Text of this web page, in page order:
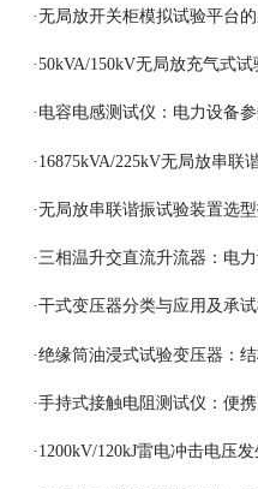
·无局放开关柜模拟试验平台
·50kVA/150kV无局放充气式
· 电容电感测试仪：电力设备
· 16875kVA/225kV无局放串联
·无局放串联谐振试验装置选
·三相温升交直流升流器：电
·干式变压器分类与应用及承
·绝缘筒油浸式试验变压器：
·手持式接触电阻测试仪：便
· 1200kV/120kJ雷电冲击电压